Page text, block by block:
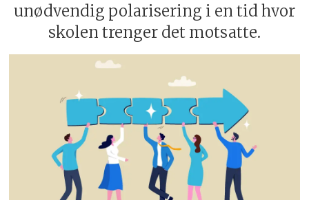
unødvendig polarisering i en tid hvor
skolen trenger det motsatte.